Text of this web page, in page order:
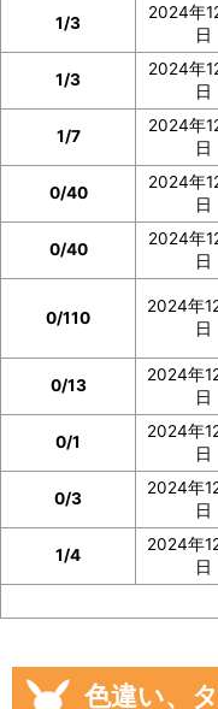
1/3
2024年
日
1/3
2024年
日
1/7
2024年
日
0/40
2024年
日
0/40
2024年
日
0/110
2024年
日
0/13
2024年
日
0/1
2024年
日
0/3
2024年
日
1/4
2024年
日
色違い、